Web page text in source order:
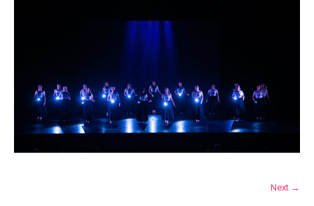
Next →